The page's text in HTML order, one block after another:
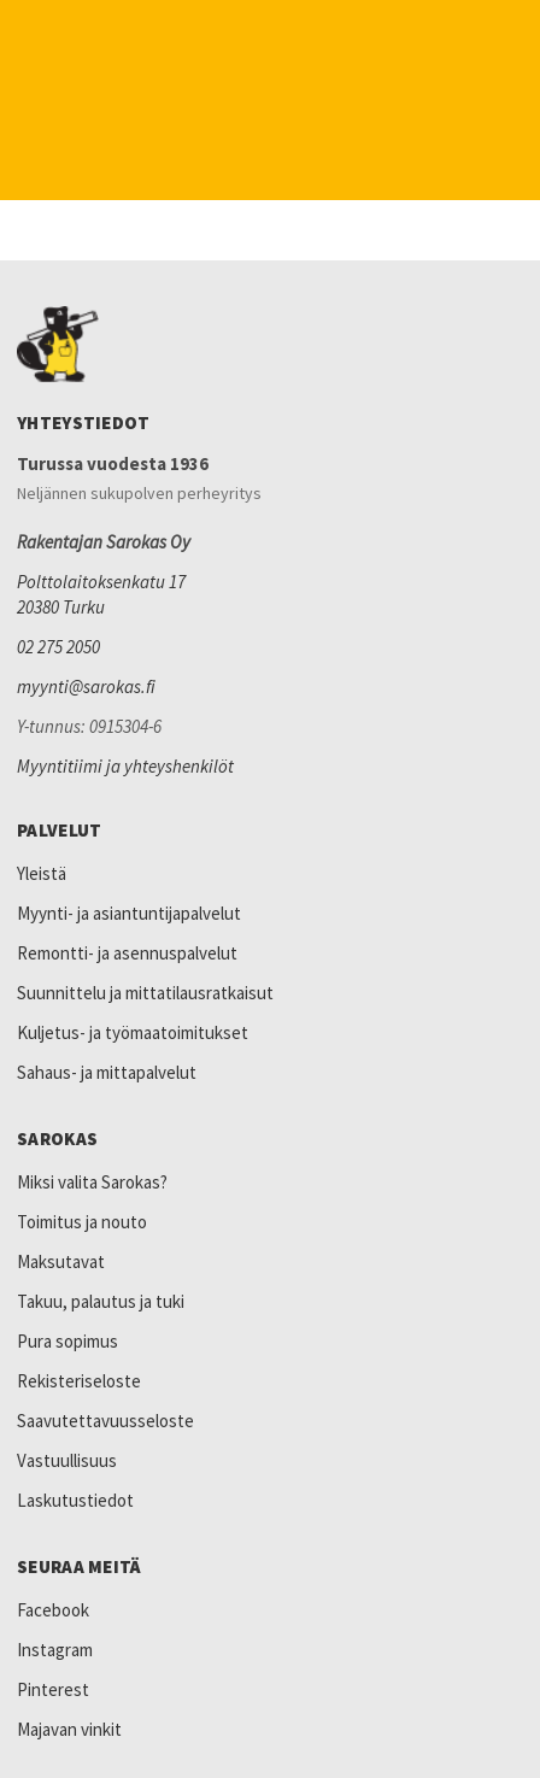
YHTEYSTIEDOT
Turussa vuodesta 1936
Neljännen sukupolven perheyritys
Rakentajan Sarokas Oy
Polttolaitoksenkatu 17
20380 Turku
02 275 2050
myynti@sarokas.fi
Y-tunnus: 0915304-6
Myyntitiimi ja yhteyshenkilöt
PALVELUT
Yleistä
Myynti- ja asiantuntijapalvelut
Remontti- ja asennuspalvelut
Suunnittelu ja mittatilausratkaisut
Kuljetus- ja työmaatoimitukset
Sahaus- ja mittapalvelut
SAROKAS
Miksi valita Sarokas?
Toimitus ja nouto
Maksutavat
Takuu, palautus ja tuki
Pura sopimus
Rekisteriseloste
Saavutettavuusseloste
Vastuullisuus
Laskutustiedot
SEURAA MEITÄ
Facebook
Instagram
Pinterest
Majavan vinkit